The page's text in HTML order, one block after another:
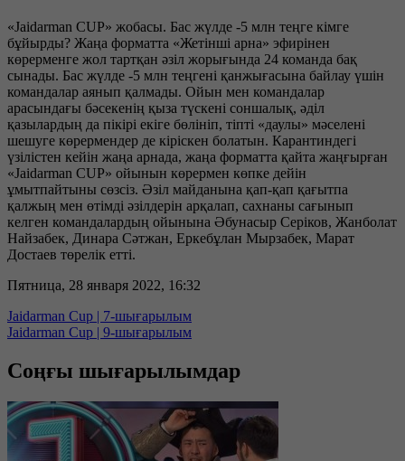
«Jaidarman CUP» жобасы. Бас жүлде -5 млн теңге кімге
бұйырды? Жаңа форматта «Жетінші арна» эфирінен
көрерменге жол тартқан әзіл жорығында 24 команда бақ
сынады. Бас жүлде -5 млн теңгені қанжығасына байлау үшін
командалар аянып қалмады. Ойын мен командалар
арасындағы бәсекенің қыза түскені соншалық, әділ
қазылардың да пікірі екіге бөлініп, тіпті «даулы» мәселені
шешуге көрермендер де кіріскен болатын. Карантиндегі
үзілістен кейін жаңа арнада, жаңа форматта қайта жаңғырған
«Jaidarman CUP» ойынын көрермен көпке дейін
ұмытпайтыны сөзсіз. Әзіл майданына қап-қап қағытпа
қалжың мен өтімді әзілдерін арқалап, сахнаны сағынып
келген командалардың ойынына Әбунасыр Серіков, Жанболат
Найзабек, Динара Сәтжан, Еркебұлан Мырзабек, Марат
Достаев төрелік етті.
Пятница, 28 января 2022, 16:32
Jaidarman Cup | 7-шығарылым
Jaidarman Cup | 9-шығарылым
Соңғы шығарылымдар